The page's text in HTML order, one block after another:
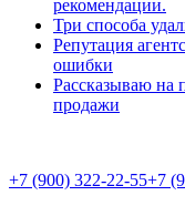
рекомендации.
Три способа
Репутация
ошибки
Рассказываю на
продажи
+7 (900) 322-22-55+7